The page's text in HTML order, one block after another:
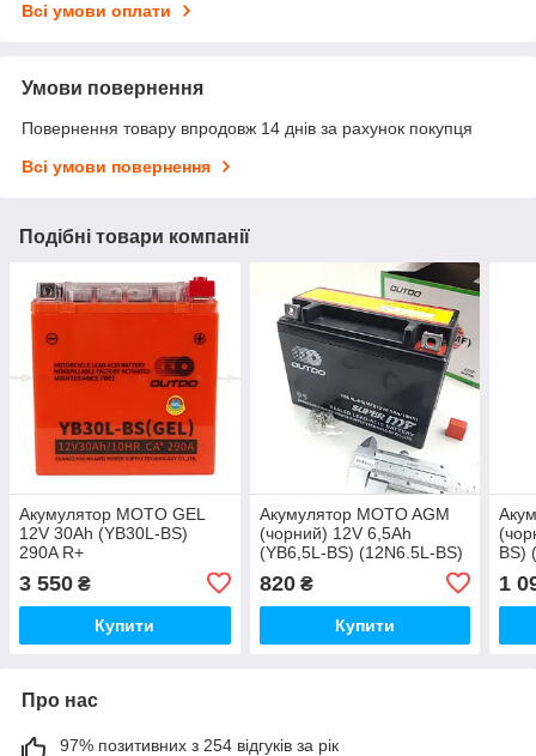
Всі умови оплати
Умови повернення
Повернення товару впродовж 14 днів за рахунок покупця
Всі умови повернення
Подібні товари компанії
Акумулятор MOTO GEL
12V 30Ah (YB30L-BS)
290A R+
3 550 ₴
Купити
Акумулятор MOTO AGM
(чорний) 12V 6,5Ah
(YB6,5L-BS) (12N6.5L-BS)
820₴
Купити
BS)
1
Про нас
97% позитивних з 254 відгуків за рік